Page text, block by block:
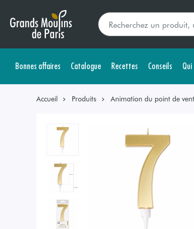
Bonnes affaires Catalogue Recettes Conseils
Accueil Produits Animation du point de